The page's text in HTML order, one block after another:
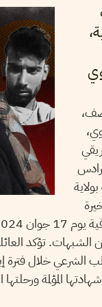
الشبهات. تؤكد
الشرعي خلال فترة
المؤلمة